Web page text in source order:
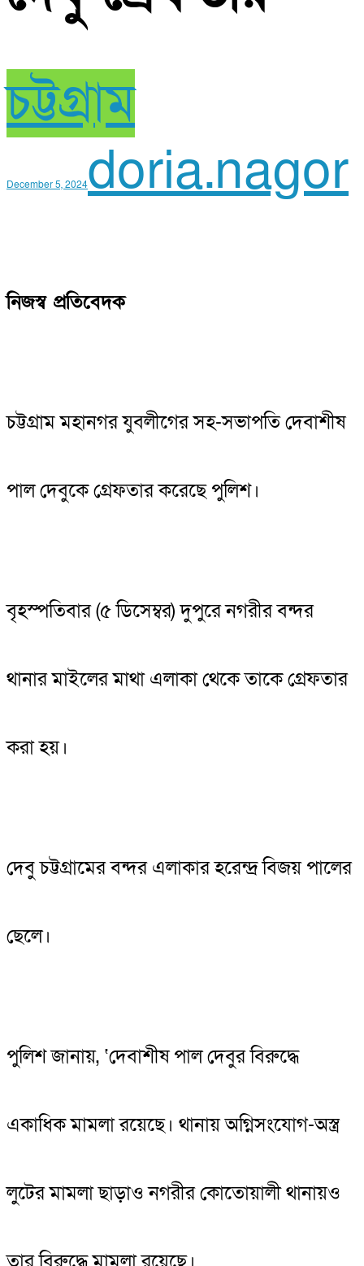
চট্টগ্রাম
December 5, 2024doria.nagor
নিজস্ব প্রতিবেদক
চট্টগ্রাম মহানগর যুবলীগের সহ-সভাপতি দেবাশীষ
পাল দেবুকে গ্রেফতার করেছে পুলিশ।
বৃহস্পতিবার (৫ ডিসেম্বর) দুপুরে নগরীর বন্দর
থানার মাইলের মাথা এলাকা থেকে তাকে গ্রেফতার
করা হয়।
দেবু চট্টগ্রামের বন্দর এলাকার হরেন্দ্র বিজয় পালের
ছেলে।
পুলিশ জানায়, ‘দেবাশীষ পাল দেবুর বিরুদ্ধে
একাধিক মামলা রয়েছে। থানায় অগ্নিসংযোগ-অস্ত্র
লুটের মামলা ছাড়াও নগরীর কোতোয়ালী থানায়ও